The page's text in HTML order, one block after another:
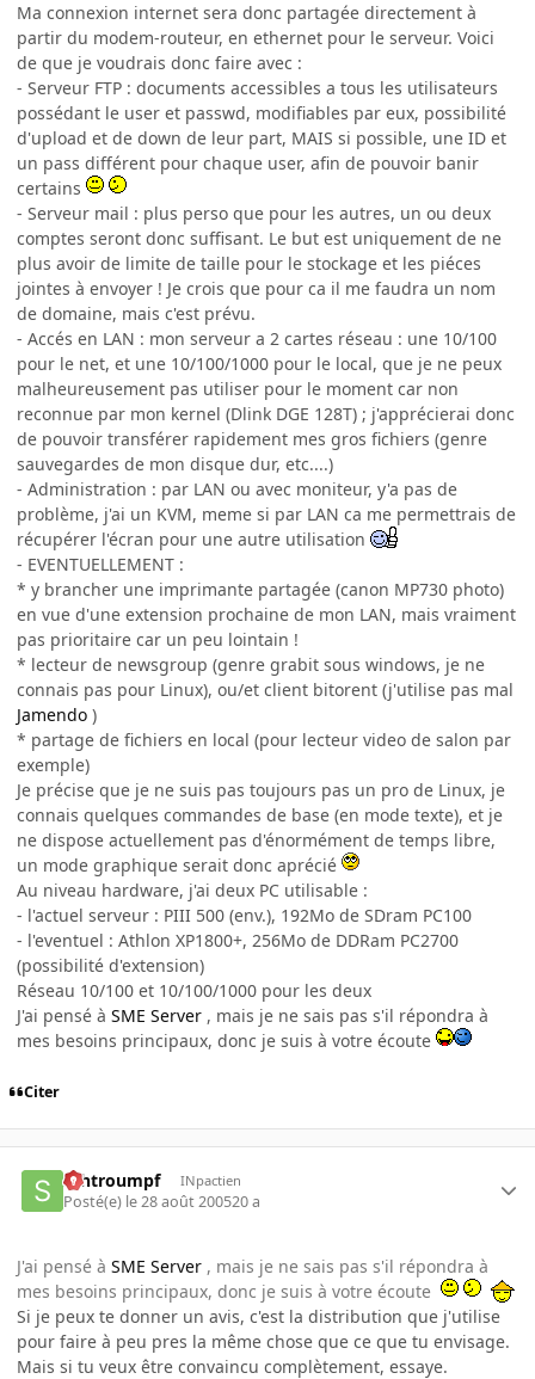
Ma connexion internet sera donc partagée directement à
partir du modem-routeur, en ethernet pour le serveur. Voici
de que je voudrais donc faire avec :
- Serveur FTP : documents accessibles a tous les utilisateurs
possédant le user et passwd, modifiables par eux, possibilité
d'upload et de down de leur part, MAIS si possible, une ID et
un pass différent pour chaque user, afin de pouvoir banir
certains
- Serveur mail : plus perso que pour les autres, un ou deux
comptes seront donc suffisant. Le but est uniquement de ne
plus avoir de limite de taille pour le stockage et les piéces
jointes à envoyer ! Je crois que pour ca il me faudra un nom
de domaine, mais c'est prévu.
- Accés en LAN : mon serveur a 2 cartes réseau : une 10/100
pour le net, et une 10/100/1000 pour le local, que je ne peux
malheureusement pas utiliser pour le moment car non
reconnue par mon kernel (Dlink DGE 128T) ; j'apprécierai donc
de pouvoir transférer rapidement mes gros fichiers (genre
sauvegardes de mon disque dur, etc....)
- Administration : par LAN ou avec moniteur, y'a pas de
problème, j'ai un KVM, meme si par LAN ca me permettrais de
récupérer l'écran pour une autre utilisation
- EVENTUELLEMENT :
* y brancher une imprimante partagée (canon MP730 photo)
en vue d'une extension prochaine de mon LAN, mais vraiment
pas prioritaire car un peu lointain !
* lecteur de newsgroup (genre grabit sous windows, je ne
connais pas pour Linux), ou/et client bitorent (j'utilise pas mal
Jamendo )
* partage de fichiers en local (pour lecteur video de salon par
exemple)
Je précise que je ne suis pas toujours pas un pro de Linux, je
connais quelques commandes de base (en mode texte), et je
ne dispose actuellement pas d'énormément de temps libre,
un mode graphique serait donc aprécié
Au niveau hardware, j'ai deux PC utilisable :
- l'actuel serveur : PIII 500 (env.), 192Mo de SDram PC100
- l'eventuel : Athlon XP1800+, 256Mo de DDRam PC2700
(possibilité d'extension)
Réseau 10/100 et 10/100/1000 pour les deux
J'ai pensé à SME Server , mais je ne sais pas s'il répondra à
mes besoins principaux, donc je suis à votre écoute
Citer
schtroumpf INpactien
Posté(e) le 28 août 200520 a
J'ai pensé à SME Server , mais je ne sais pas s'il répondra à
mes besoins principaux, donc je suis à votre écoute
Si je peux te donner un avis, c'est la distribution que j'utilise
pour faire à peu pres la même chose que ce que tu envisage.
Mais si tu veux être convaincu complètement, essaye.